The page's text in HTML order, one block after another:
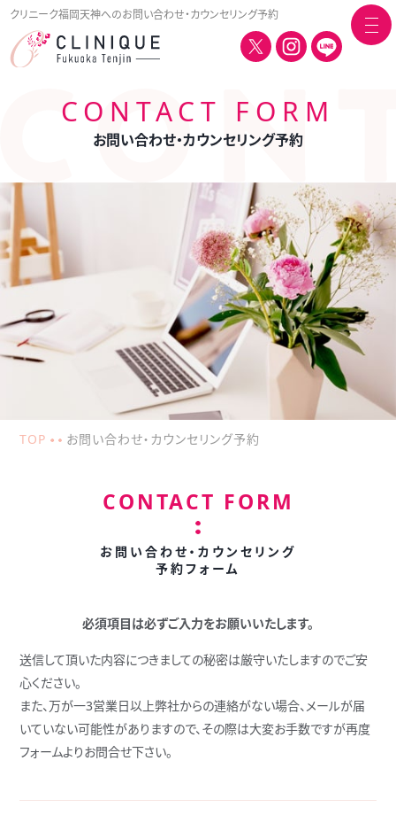
クリニーク福岡天神へのお問い合わせ・カウンセリング予約
CONTACT FORM
お問い合わせ・カウンセリング予約
TOP お問い合わせ・カウンセリング予約
CONTACT FORM
お問い合わせ・カウンセリング
予約フォーム
必須項目は必ずご入力をお願いいたします。
送信して頂いた内容につきましての秘密は厳守いたしますのでご安
心ください。
また、万が一3営業日以上弊社からの連絡がない場合、メールが届
いていない可能性がありますので、その際は大変お手数ですが再度
フォームよりお問合せ下さい。